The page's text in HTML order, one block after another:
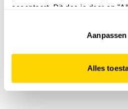
accepteert. Dit doe je door op
website niet optimaal functioneert.
Aanpassen
Alles